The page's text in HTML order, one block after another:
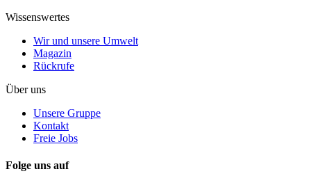
Wissenswertes
Wir und unsere Umwelt
Magazin
Rückrufe
Über uns
Unsere Gruppe
Kontakt
Freie Jobs
Folge uns auf